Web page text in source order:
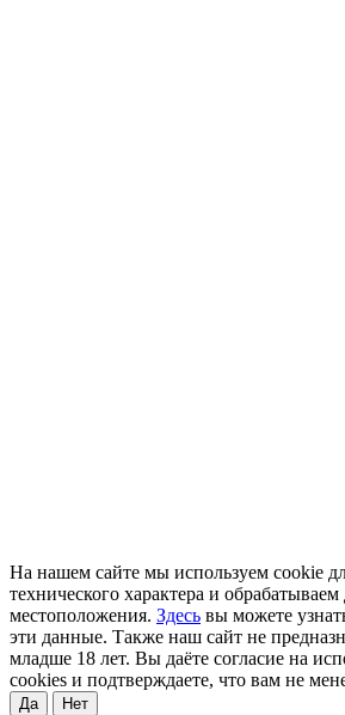
На нашем сайте мы используем cookie
технического характера и
местоположения. Здесь вы можете
эти данные. Также наш сайт не
младше 18 лет. Вы даёте согласие на
cookies и подтверждаете, что вам не
Да Нет